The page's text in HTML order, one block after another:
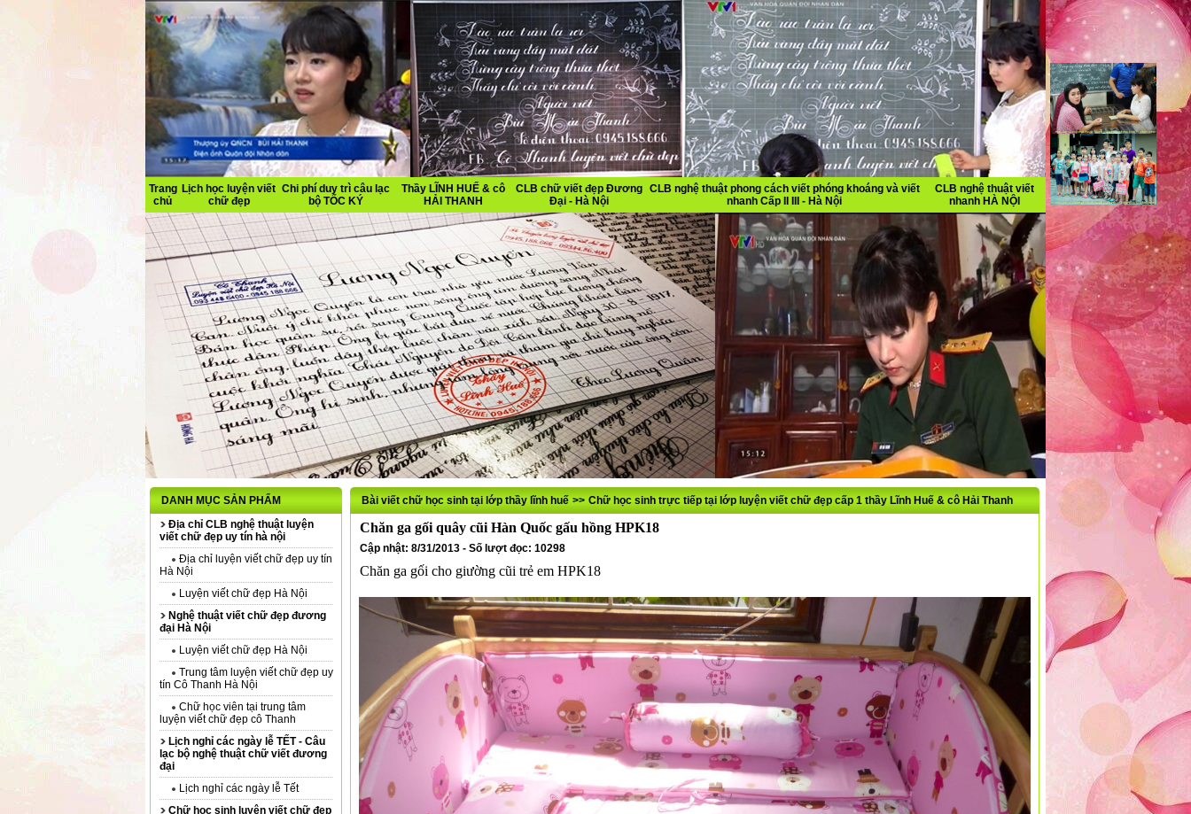
Trang
chủ
Lịch học luyện viết
chữ đẹp
Chi phí duy trì câu lạc
bộ TỐC KÝ
Thầy LĨNH HUẾ & cô
HẢI THANH
CLB chữ viết đẹp Đương
Đại - Hà Nội
CLB nghệ thuật phong cách viết phóng khoáng và viết
nhanh Cấp II III - Hà Nội
CLB nghệ thuật viết
nhanh HÀ NỘI
DANH MỤC SẢN PHẨM
Địa chỉ CLB nghệ thuật luyện
viết chữ đẹp uy tín hà nội
Địa chỉ luyện viết chữ đẹp uy tín
Hà Nội
Luyện viết chữ đẹp Hà Nội
Nghệ thuật viết chữ đẹp đương
đại Hà Nội
Luyện viết chữ đẹp Hà Nội
Trung tâm luyện viết chữ đẹp uy
tín Cô Thanh Hà Nội
Chữ học viên tại trung tâm
luyện viết chữ đẹp cô Thanh
Lịch nghỉ các ngày lễ TẾT - Câu
lạc bộ nghệ thuật chữ viết đương
đại
Lịch nghỉ các ngày lễ Tết
Chữ học sinh luyện viết chữ đẹp
Bài viết chữ học sinh tại lớp thầy lĩnh huế >> Chữ học sinh trực tiếp tại lớp luyện viết chữ đẹp cấp 1 thầy Lĩnh Huế & cô Hải Thanh
Chăn ga gối quây cũi Hàn Quốc gấu hồng HPK18
Cập nhật: 8/31/2013 - Số lượt đọc: 10298
Chăn ga gối cho giường cũi trẻ em HPK18